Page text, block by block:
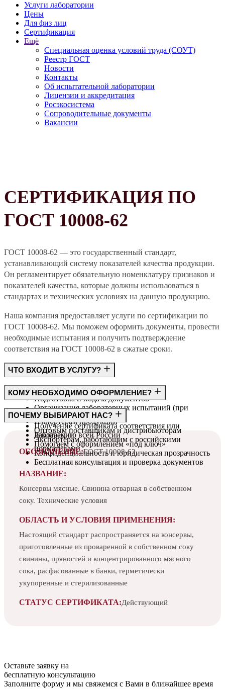
Услуги лаборатории
Цены
Для физ лиц
Сертификация
Ещё
Специальная оценка условий труда (СОУТ)
Реестр ГОСТ
Новости
Контакты
Об испытательной лаборатории
Лицензии и аккредитация
Росэкосистема
Сопроводительные документы
Вакансии
СЕРТИФИКАЦИЯ ПО
ГОСТ 10008-62
ГОСТ 10008-62 — это государственный стандарт,
устанавливающий систему показателей качества продукции.
Он регламентирует обязательную номенклатуру признаков и
показателей качества, которые должны использоваться в
стандартах и технических условиях на данную продукцию.
Наша компания предоставляет услуги по сертификации по
ГОСТ 10008-62. Мы поможем оформить документы, провести
необходимые испытания и получить подтверждение
соответствия на ГОСТ 10008-62 в сжатые сроки.
ЧТО ВХОДИТ В УСЛУГУ?
Консультация по требованиям ГОСТ
Подготовка и подача документов
Организация лабораторных испытаний (при
необходимости)
Получение сертификата соответствия или
декларации
КОМУ НЕОБХОДИМО ОФОРМЛЕНИЕ?
Производителям
Импортёрам продукции
Оптовым поставщикам и дистрибьюторам
Экспортёрам, работающим с российскими
нормативами
ПОЧЕМУ ВЫБИРАЮТ НАС?
Работаем по всей России
Помогаем с оформлением «под ключ»
Конфиденциальность и юридическая прозрачность
Бесплатная консультация и проверка документов
ОБОЗНАЧЕНИЕ:ГОСТ 10008-62
НАЗВАНИЕ:
Консервы мясные. Свинина отварная в собственном
соку. Технические условия
ОБЛАСТЬ И УСЛОВИЯ ПРИМЕНЕНИЯ:
Настоящий стандарт распространяется на консервы,
приготовленные из проваренной в собственном соку
свинины, пряностей и концентрированного мясного
сока, расфасованные в банки, герметически
укупоренные и стерилизованные
СТАТУС СЕРТИФИКАТА:Действующий
Оставьте заявку на
бесплатную консультацию
Заполните форму и мы свяжемся с Вами в ближайшее время